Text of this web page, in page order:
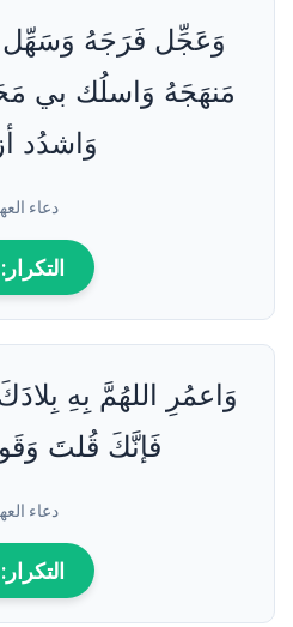
وَعَجِّل فَرَجَهُ
مَنهَجَهُ وَاسلُك بي
وَاشدُد
دعاء
التكرار:
وَاعمُرِ اللهُمَّ بِهِ
فَإنَّكَ قُلتَ
دعاء
التكرار: